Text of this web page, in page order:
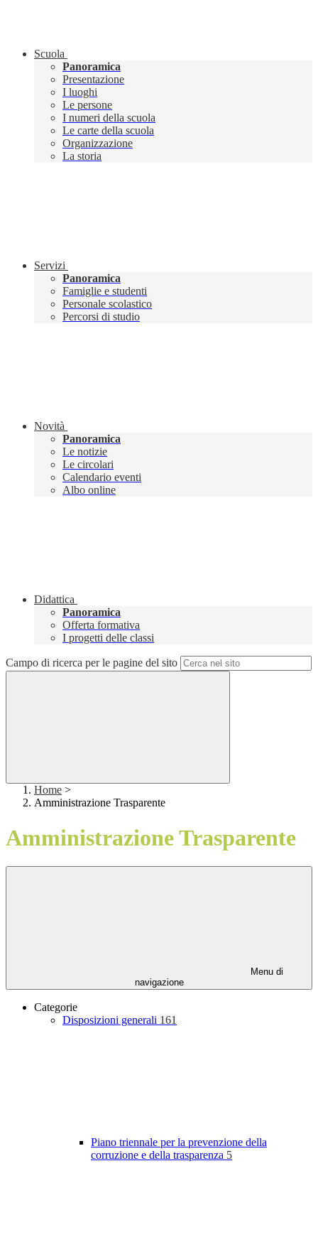
Scuola
Panoramica
Presentazione
I luoghi
Le persone
I numeri della scuola
Le carte della scuola
Organizzazione
La storia
Servizi
Panoramica
Famiglie e studenti
Personale scolastico
Percorsi di studio
Novità
Panoramica
Le notizie
Le circolari
Calendario eventi
Albo online
Didattica
Panoramica
Offerta formativa
I progetti delle classi
Campo di ricerca per le pagine del sito
Home >
Amministrazione Trasparente
Amministrazione Trasparente
Menu di
navigazione
Categorie
Disposizioni generali 161
Piano triennale per la prevenzione della
corruzione e della trasparenza 5